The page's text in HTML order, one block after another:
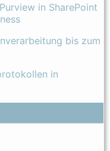
in SharePoint
bis zum
in